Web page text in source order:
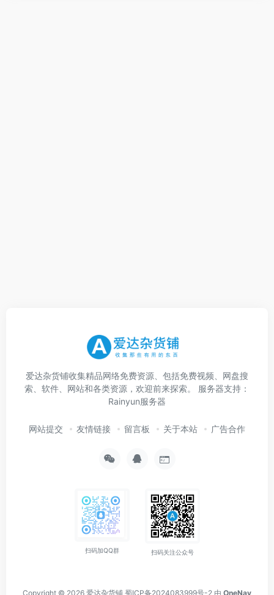
爱达杂货铺收集精品网络免费资源、包括免费视频、网盘搜
索、软件、网站和各类资源，欢迎前来探索。 服务器支持：
Rainyun服务器
网站提交 友情链接 留言板 关于本站 广告合作
扫码加QQ群 扫码关注公众号
Copyright © 2026 爱达杂货铺 蜀ICP备2024083999号-2 由 OneNav